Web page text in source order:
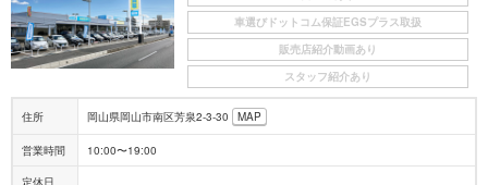
車選びドットコム保証EGSプラス取扱
販売店紹介動画あり
スタッフ紹介あり
住所 岡山県岡山市南区芳泉2-3-30 MAP
営業時間 10:00〜19:00
定休日